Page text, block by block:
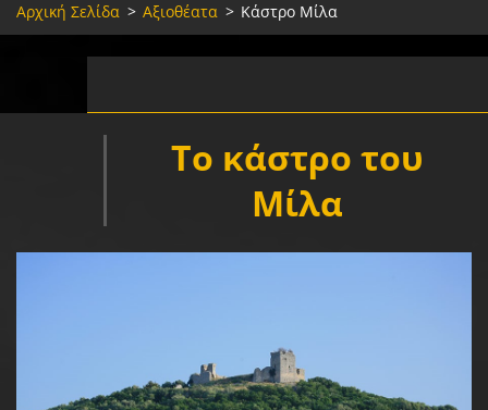
Αρχική Σελίδα > Αξιοθέατα > Κάστρο Μίλα
Το κάστρο του
Μίλα